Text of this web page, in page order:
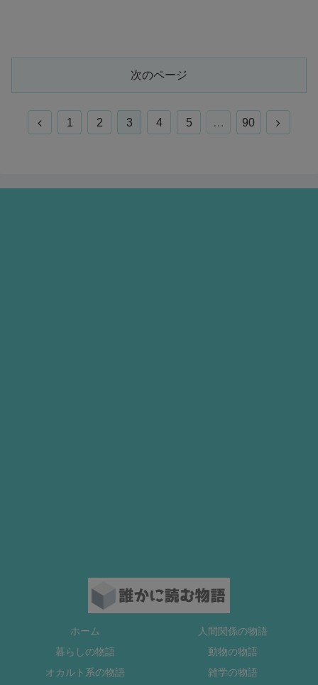
次のページ
前
1 2 3 4 5 … 90
次
ホーム
人間関係の物語
暮らしの物語
動物の物語
オカルト系の物語
雑学の物語